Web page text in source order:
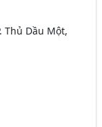
Thủ Dầu Một,